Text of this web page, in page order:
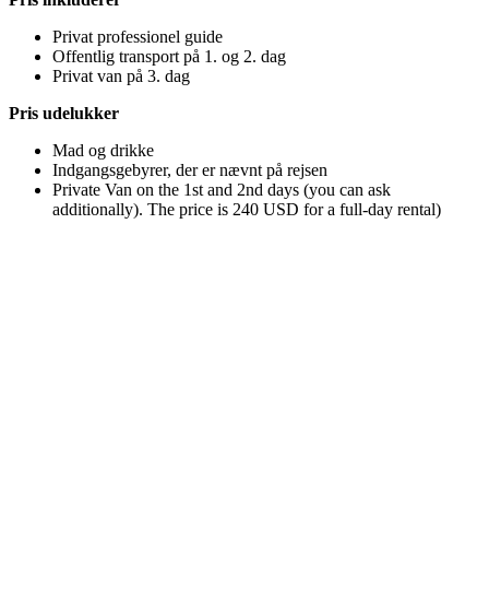
Privat professionel guide
Offentlig transport på 1. og 2. dag
Privat van på 3. dag
Pris udelukker
Mad og drikke
Indgangsgebyrer, der er nævnt på rejsen
Private Van on the 1st and 2nd days (you can ask
additionally). The price is 240 USD for a full-day rental)